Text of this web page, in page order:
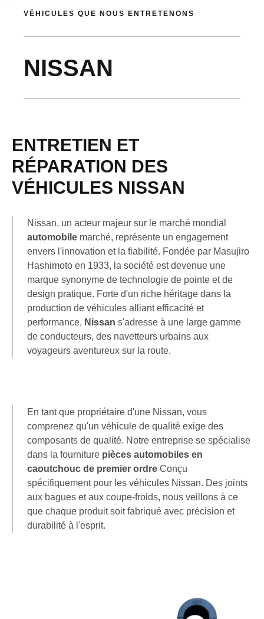
VÉHICULES QUE NOUS ENTRETENONS
NISSAN
ENTRETIEN ET
RÉPARATION DES
VÉHICULES NISSAN
Nissan, un acteur majeur sur le marché mondial
automobile marché, représente un engagement
envers l'innovation et la fiabilité. Fondée par Masujiro
Hashimoto en 1933, la société est devenue une
marque synonyme de technologie de pointe et de
design pratique. Forte d'un riche héritage dans la
production de véhicules alliant efficacité et
performance, Nissan s'adresse à une large gamme
de conducteurs, des navetteurs urbains aux
voyageurs aventureux sur la route.
En tant que propriétaire d'une Nissan, vous
comprenez qu'un véhicule de qualité exige des
composants de qualité. Notre entreprise se spécialise
dans la fourniture pièces automobiles en
caoutchouc de premier ordre Conçu
spécifiquement pour les véhicules Nissan. Des joints
aux bagues et aux coupe-froids, nous veillons à ce
que chaque produit soit fabriqué avec précision et
durabilité à l'esprit.